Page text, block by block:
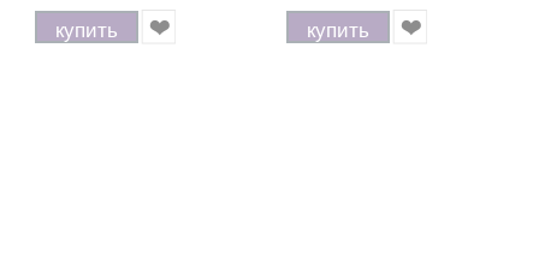
купить купить